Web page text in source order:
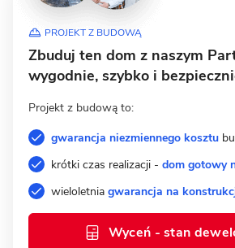
PROJEKT Z BUDOWĄ
Zbuduj ten dom z naszym
wygodnie, szybko i
Projekt z budową to:
gwarancja niezmiennego kosztu
krótki czas realizacji - dom gotowy
wieloletnia gwarancja na
Wyceń - stan